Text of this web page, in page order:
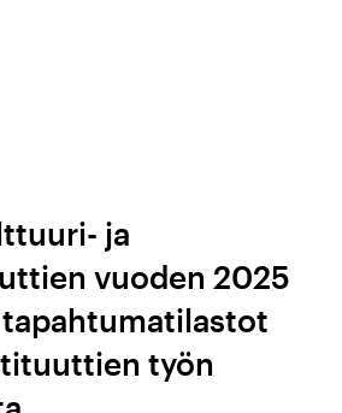
ja
vuoden 2025
työn